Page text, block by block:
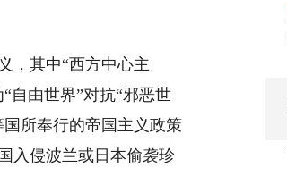
，其中“西方中心主
自由世界”对抗“邪恶世
所奉行的帝国主义政策
入侵波兰或日本偷袭珍